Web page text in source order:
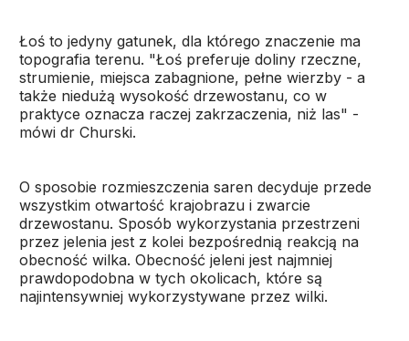
Łoś to jedyny gatunek, dla którego znaczenie ma
topografia terenu. "Łoś preferuje doliny rzeczne,
strumienie, miejsca zabagnione, pełne wierzby - a
także niedużą wysokość drzewostanu, co w
praktyce oznacza raczej zakrzaczenia, niż las" -
mówi dr Churski.
O sposobie rozmieszczenia saren decyduje przede
wszystkim otwartość krajobrazu i zwarcie
drzewostanu. Sposób wykorzystania przestrzeni
przez jelenia jest z kolei bezpośrednią reakcją na
obecność wilka. Obecność jeleni jest najmniej
prawdopodobna w tych okolicach, które są
najintensywniej wykorzystywane przez wilki.